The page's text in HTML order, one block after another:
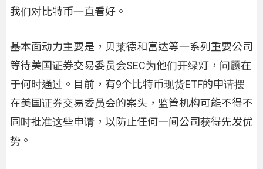
我们对比特币一直看好。
基本面动力主要是，贝莱德和富达等一系列重要公司
等待美国证券交易委员会SEC为他们开绿灯，问题在
于何时通过。目前，有9个比特币现货ETF的申请摆
在美国证券交易委员会的案头，监管机构可能不得不
同时批准这些申请，以防止任何一间公司获得先发优
势。